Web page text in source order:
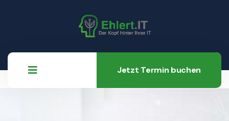
Jetzt Termin buchen